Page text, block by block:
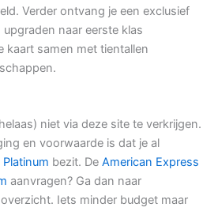
Verder ontvang je een exclusief
naar eerste klas
kaart samen met tientallen
niet via deze site te verkrijgen.
en voorwaarde is dat je al
bezit. De American Express
aanvragen? Ga dan naar
overzicht. Iets minder budget maar